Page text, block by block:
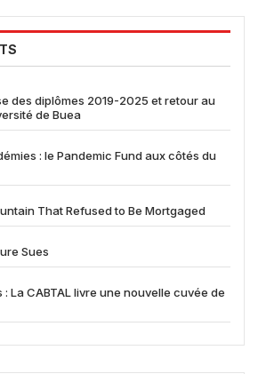
des diplômes 2019-2025 et retour au
de Buea
: le Pandemic Fund aux côtés du
That Refused to Be Mortgaged
Sues
La CABTAL livre une nouvelle cuvée de